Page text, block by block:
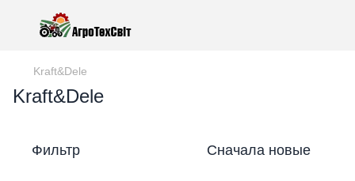
Kraft&Dele
Kraft&Dele
Фильтр Сначала новые